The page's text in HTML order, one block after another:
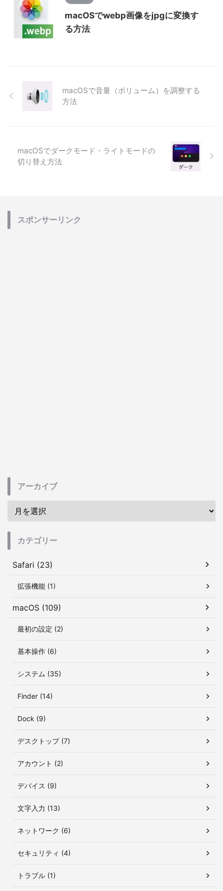
macOSでwebp画像をjpgに変換す
る方法
macOSで音量（ボリューム）を調整する
方法
macOSでダークモード・ライトモードの
切り替え方法
スポンサーリンク
アーカイブ
カテゴリー
Safari (23)
拡張機能 (1)
macOS (109)
最初の設定 (2)
基本操作 (6)
システム (35)
Finder (14)
Dock (9)
デスクトップ (7)
アカウント (2)
デバイス (9)
文字入力 (13)
ネットワーク (6)
セキュリティ (4)
トラブル (1)